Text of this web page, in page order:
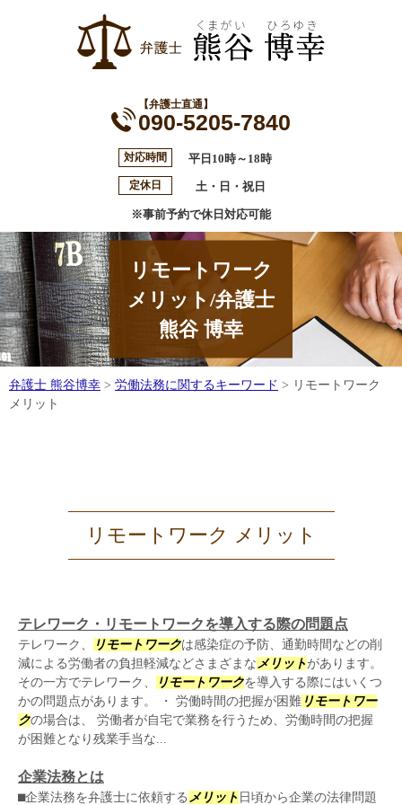
【弁護士直通】
090-5205-7840
対応時間 平日10時～18時
定休日 土・日・祝日
※事前予約で休日対応可能
リモートワーク
メリット/弁護士
熊谷 博幸
弁護士 熊谷博幸 > 労働法務に関するキーワード > リモートワーク
メリット
リモートワーク メリット
テレワーク・リモートワークを導入する際の問題点
テレワーク、 リモートワークは感染症の予防、通勤時間などの削
減による労働者の負担軽減などさまざまなメリット があります。
その一方でテレワーク、
リモートワークを導入する際にはいくつ
かの問題点があります。 ・ 労働時間の把握が困難 リモートワー
クの場合は、 労働者が自宅で業務を行うため、労働時間の把握
が困難となり残業手当な...
企業法務とは
⬛︎企業法務を弁護士に依頼する メリット 日頃から企業の法律問題